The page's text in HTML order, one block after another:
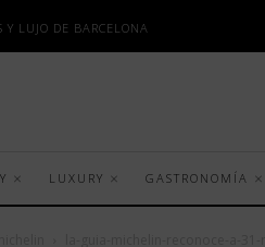
LUJO DE BARCELONA
LUXURY GASTRONOMÍA